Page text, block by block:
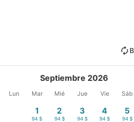
Septiembre 2026
Lun Mar Mié Jue Vie Sáb
1
94 $
2
94 $
3
94 $
4
94 $
5
94 $